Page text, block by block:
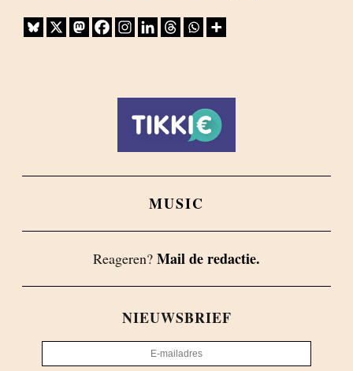
MUSIC
Reageren? Mail de redactie.
NIEUWSBRIEF